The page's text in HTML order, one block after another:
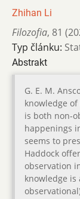
Zhihan Li
Filozofia, 81
Typ článku:
Abstrakt
G. E. M.
knowledge
is both non-
happenings
seems to
Haddock
observation
knowledge is